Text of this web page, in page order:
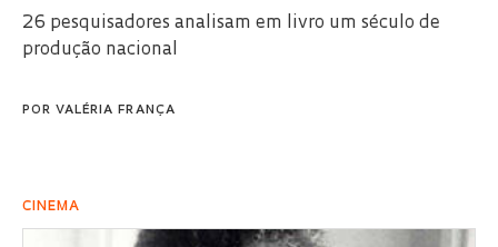
26 pesquisadores analisam em livro um século de
produção nacional
POR VALÉRIA FRANÇA
CINEMA